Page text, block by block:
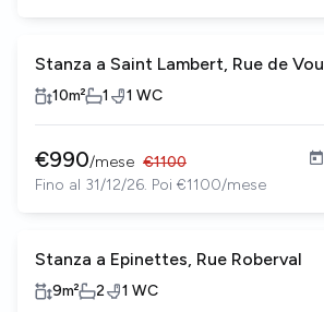
Stanza a Saint Lambert, Rue de
10m² 1 1 WC
€990/mese €1100
Fino al 31/12/26. Poi €1100/mese
Stanza a Epinettes, Rue Roberval
9m² 2 1 WC